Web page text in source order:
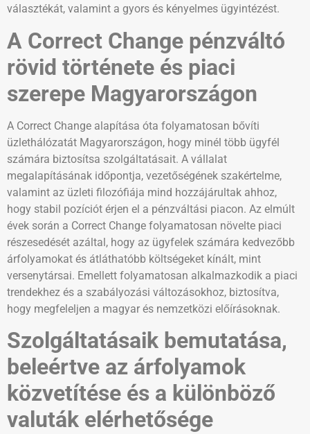
választékát, valamint a gyors és kényelmes ügyintézést.
A Correct Change pénzváltó
rövid története és piaci
szerepe Magyarországon
A Correct Change alapítása óta folyamatosan bővíti
üzlethálózatát Magyarországon, hogy minél több ügyfél
számára biztosítsa szolgáltatásait. A vállalat
megalapításának időpontja, vezetőségének szakértelme,
valamint az üzleti filozófiája mind hozzájárultak ahhoz,
hogy stabil pozíciót érjen el a pénzváltási piacon. Az elmúlt
évek során a Correct Change folyamatosan növelte piaci
részesedését azáltal, hogy az ügyfelek számára kedvezőbb
árfolyamokat és átláthatóbb költségeket kínált, mint
versenytársai. Emellett folyamatosan alkalmazkodik a piaci
trendekhez és a szabályozási változásokhoz, biztosítva,
hogy megfeleljen a magyar és nemzetközi előírásoknak.
Szolgáltatásaik bemutatása,
beleértve az árfolyamok
közvetítése és a különböző
valuták elérhetősége